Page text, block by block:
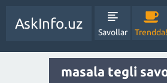
AskInfo.uz
Savollar Trendda!
masala tegli